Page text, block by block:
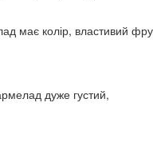
має колір, властивий
дуже густий,